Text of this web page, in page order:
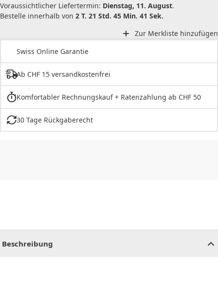
Voraussichtlicher Liefertermin: Dienstag, 11. August.
Bestelle innerhalb von 2 T. 21 Std. 45 Min. 41 Sek.
Zur Merkliste hinzufügen
Swiss Online Garantie
Ab CHF 15 versandkostenfrei
Komfortabler Rechnungskauf + Ratenzahlung ab CHF 50
30 Tage Rückgaberecht
Beschreibung